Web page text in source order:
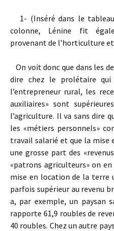
1- (Inséré dans le
colonne, Lénine fit
provenant de l’horticulture et
On voit donc que dans les
dire chez le prolétaire
l’entrepreneur rural, les
auxiliaires» sont
l’agriculture. Il va sans dire
les «métiers personnels»
travail salarié et que la
une grosse part des
«patrons agriculteurs» on
mise en location de la terre
parfois supérieur au revenu
a, par exemple, un paysan
rapporte 61,9 roubles de
40 roubles. Chez un autre